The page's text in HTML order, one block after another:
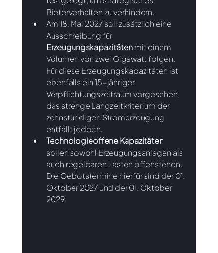
Bieterverhalten zu verhindern.
Am 18. Mai 2027 soll zusätzlich eine
Ausschreibung für
Erzeugungskapazitäten mit einem
Volumen von zwei Gigawatt folgen.
Für diese Erzeugungskapazitäten ist
ebenfalls ein 15-jähriger
Verpflichtungszeitraum vorgesehen;
das strenge Langzeitkriterium der
zehnstündigen Stromerzeugung
entfällt jedoch.
Technologieoffene Kapazitäten
sollen sowohl Erzeugungsanlagen als
auch regelbaren Lasten offenstehen.
Die Gebotstermine hierfür sind der 01.
Oktober 2027 und der 01. Oktober
2029.